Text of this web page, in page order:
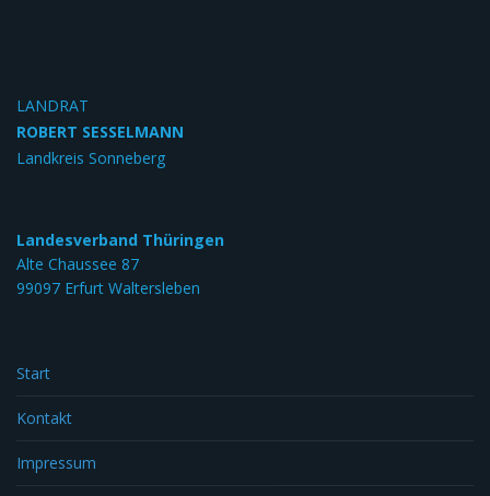
LANDRAT
ROBERT SESSELMANN
Landkreis Sonneberg
Landesverband Thüringen
Alte Chaussee 87
99097 Erfurt Waltersleben
Start
Kontakt
Impressum